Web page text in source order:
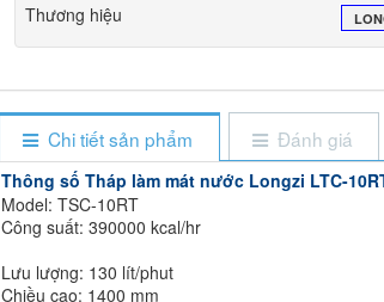
Thương hiệu
Chi tiết sản phẩm Đánh giá
Thông số Tháp làm mát nước Longzi LTC-
Model: TSC-10RT
Công
Lưu lượng: 130 lít/phut
Chiều cao: 1400 mm